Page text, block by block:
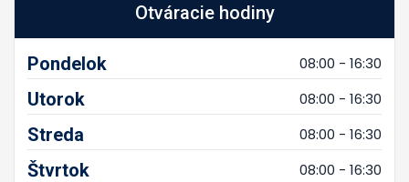
Otváracie hodiny
Pondelok 08:00 - 16:30
Utorok 08:00 - 16:30
Streda 08:00 - 16:30
Štvrtok 08:00 - 16:30